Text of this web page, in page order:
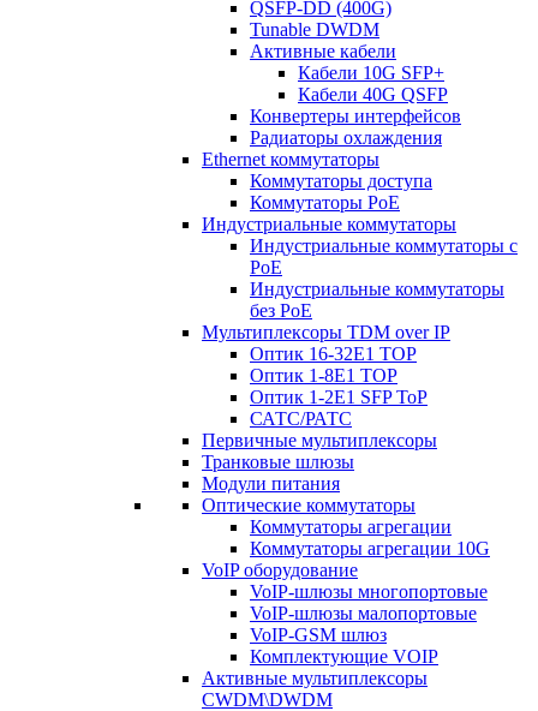
QSFP-DD (400G)
Tunable DWDM
Активные кабели
Кабели 10G SFP+
Кабели 40G QSFP
Конвертеры интерфейсов
Радиаторы охлаждения
Ethernet коммутаторы
Коммутаторы доступа
Коммутаторы PoE
Индустриальные коммутаторы
Индустриальные коммутаторы с
PoE
Индустриальные коммутаторы
без PoE
Мультиплексоры TDM over IP
Оптик 16-32E1 TOP
Оптик 1-8E1 TOP
Оптик 1-2E1 SFP ToP
САТС/РАТС
Первичные мультиплексоры
Транковые шлюзы
Модули питания
Оптические коммутаторы
Коммутаторы агрегации
Коммутаторы агрегации 10G
VoIP оборудование
VoIP-шлюзы многопортовые
VoIP-шлюзы малопортовые
VoIP-GSM шлюз
Комплектующие VOIP
Активные мультиплексоры
CWDM\DWDM